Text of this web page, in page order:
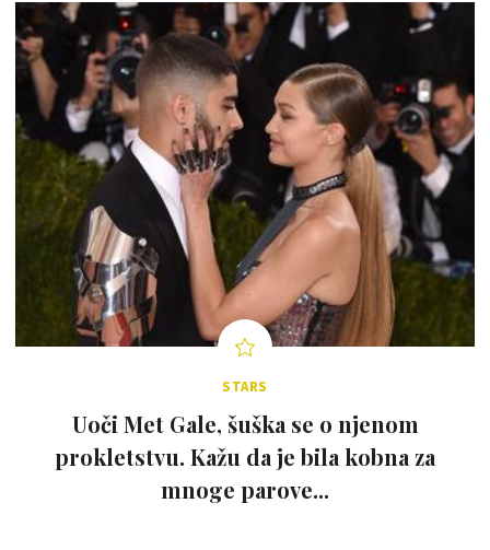
STARS
Uoči Met Gale, šuška se o njenom
prokletstvu. Kažu da je bila kobna za
mnoge parove...